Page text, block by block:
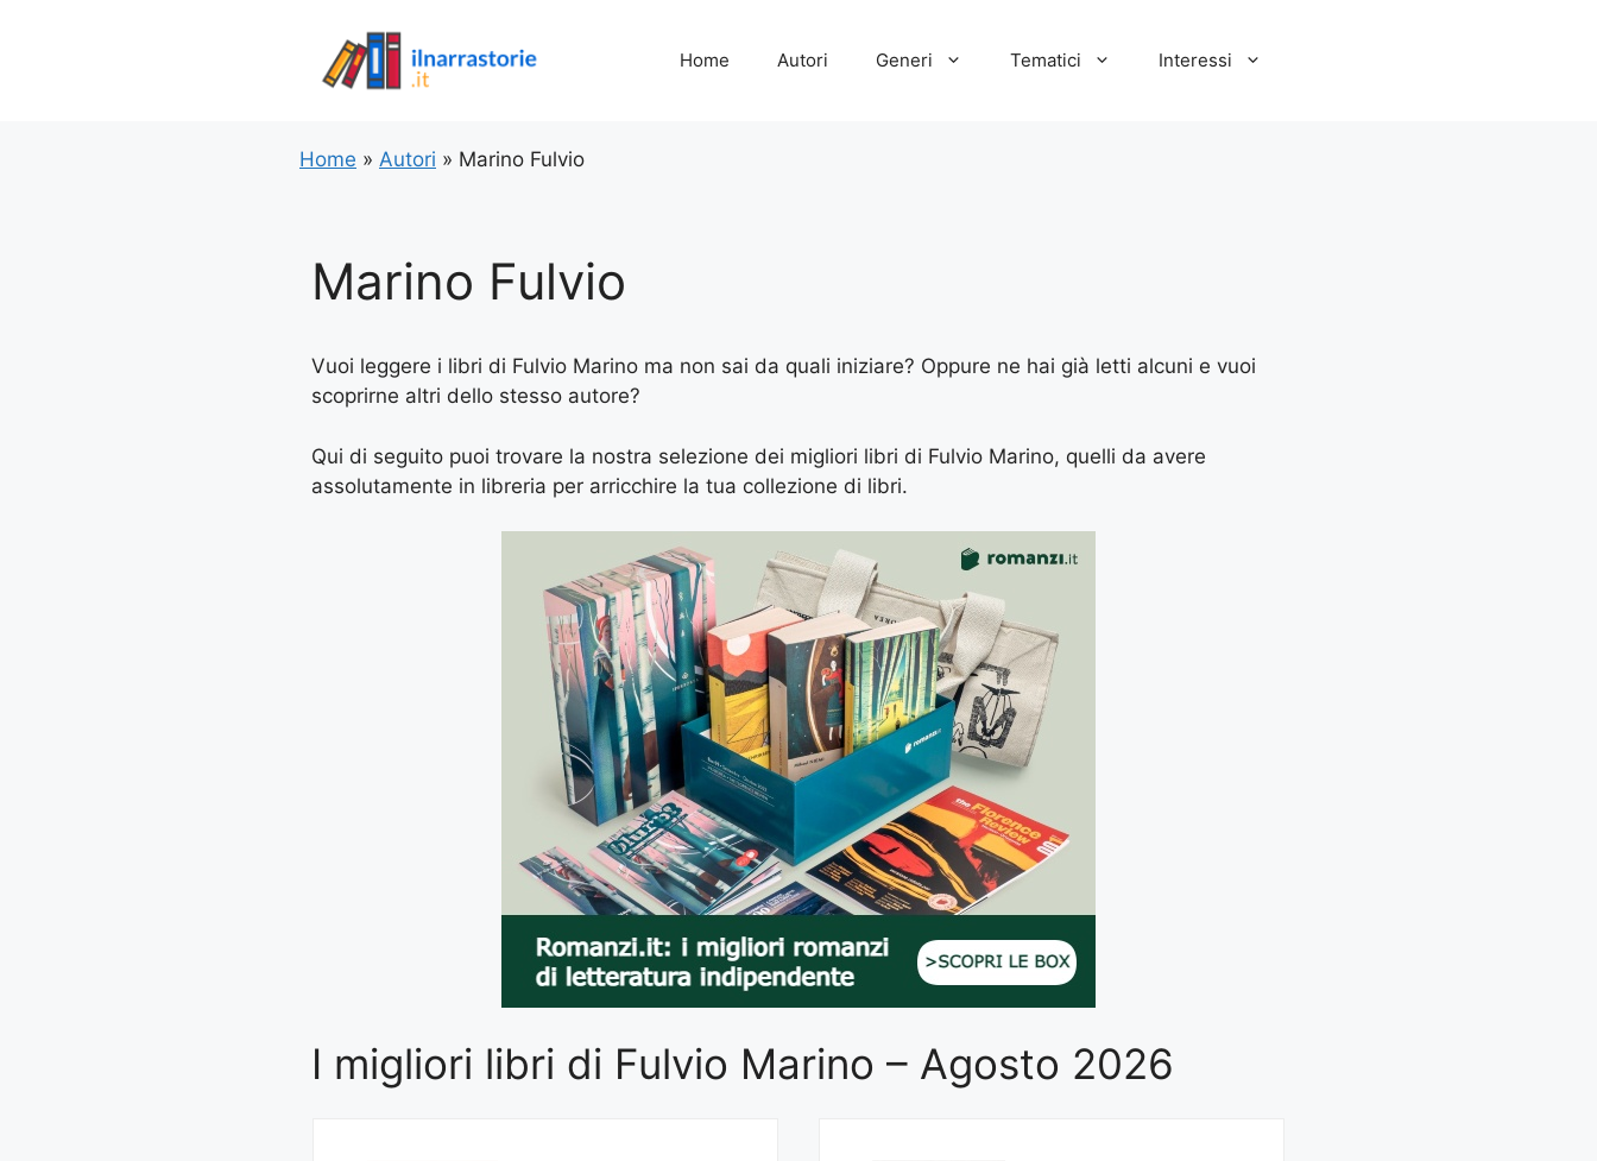
Home Autori Generi Tematici Interessi
Home » Autori » Marino Fulvio
Marino Fulvio
Vuoi leggere i libri di Fulvio Marino ma non sai da quali iniziare? Oppure ne hai già letti alcuni e vuoi
scoprirne altri dello stesso autore?
Qui di seguito puoi trovare la nostra selezione dei migliori libri di Fulvio Marino, quelli da avere
assolutamente in libreria per arricchire la tua collezione di libri.
I migliori libri di Fulvio Marino – Agosto 2026